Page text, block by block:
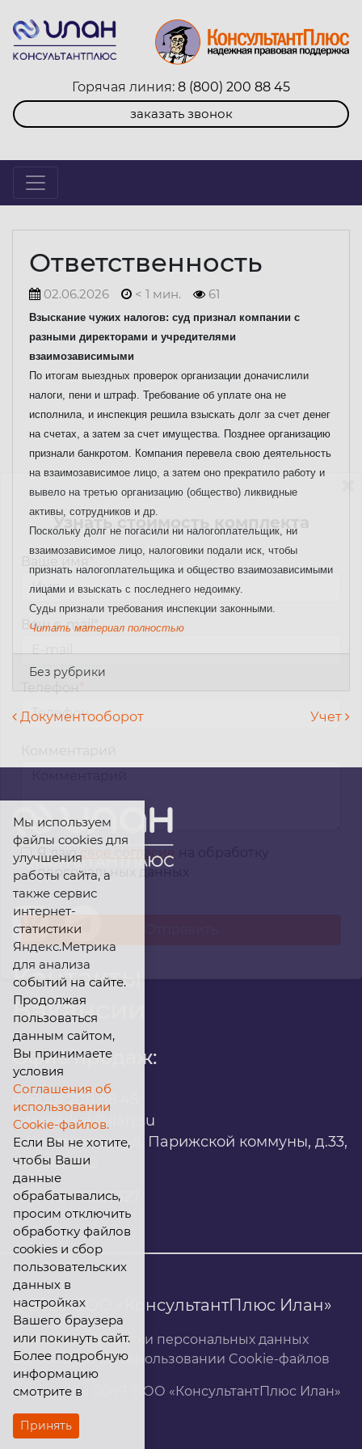
Горячая линия: 8 (800) 200 88 45
заказать звонок
Ответственность
02.06.2026 < 1 мин. 61
Взыскание чужих налогов: суд признал компании с
разными директорами и учредителями
взаимозависимыми
По итогам выездных проверок организации доначислили
налоги, пени и штраф. Требование об уплате она не
исполнила, и инспекция решила взыскать долг за счет денег
на счетах, а затем за счет имущества. Позднее организацию
признали банкротом. Компания перевела свою деятельность
на взаимозависимое лицо, а затем оно прекратило работу и
вывело на третью организацию (общество) ликвидные
активы, сотрудников и др.
Поскольку долг не погасили ни налогоплательщик, ни
взаимозависимое лицо, налоговики подали иск, чтобы
признать налогоплательщика и общество взаимозависимыми
лицами и взыскать с последнего недоимку.
Суды признали требования инспекции законными.
Читать материал полностью
Без рубрики
Навигация по записям
Документооборот Учет
Контакты
Вакансии
Офис продаж:
infomarket@ilan.su
г. Красноярск, ул. Парижской коммуны, д.33,
помещ. 302
ИНН: 2465263327
© 2026 ООО «КонсультантПлюс Илан»
Политика обработки персональных данных
Соглашение об использовании Cookie-файлов
Результаты СОУТ ООО «КонсультантПлюс Илан»
Узнать стоимость комплекта
Ваш e-mail*
Телефон*
Я даюсвое согласие
персональных данных
Мы используем
файлы cookies для
улучшения
работы сайта, а
также сервис
интернет-
статистики
Яндекс.Метрика
для анализа
событий на сайте.
Продолжая
пользоваться
данным сайтом,
Вы принимаете
условия
Соглашения об
использовании
Cookie-файлов.
Если Вы не хотите,
чтобы Ваши
данные
обрабатывались,
просим отключить
обработку файлов
cookies и сбор
пользовательских
данных в
настройках
Вашего браузера
или покинуть сайт.
Более подробную
информацию
смотрите в
Принять